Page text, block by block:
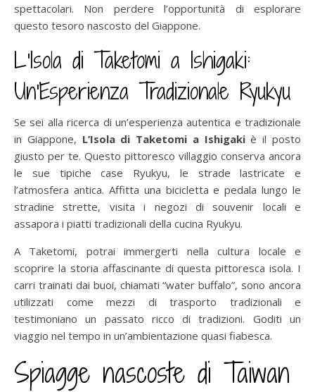
spettacolari. Non perdere l’opportunità di esplorare
questo tesoro nascosto del Giappone.
L’Isola di Taketomi a Ishigaki:
Un’Esperienza Tradizionale Ryukyu
Se sei alla ricerca di un’esperienza autentica e tradizionale
in Giappone, L’Isola di Taketomi a Ishigakiè il posto
giusto per te. Questo pittoresco villaggio conserva ancora
le sue tipiche case Ryukyu, le strade lastricate e
l’atmosfera antica. Affitta una bicicletta e pedala lungo le
stradine strette, visita i negozi di souvenir locali e
assapora i piatti tradizionali della cucina Ryukyu.
A Taketomi, potrai immergerti nella cultura locale e
scoprire la storia affascinante di questa pittoresca isola. I
carri trainati dai buoi, chiamati “water buffalo”, sono ancora
utilizzati come mezzi di trasporto tradizionali e
testimoniano un passato ricco di tradizioni. Goditi un
viaggio nel tempo in un’ambientazione quasi fiabesca.
Spiagge nascoste di Taiwan